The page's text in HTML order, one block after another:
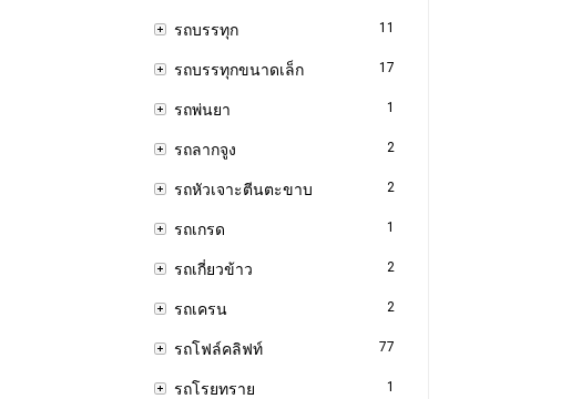
รถบรรทุก 11
รถบรรทุกขนาดเล็ก 17
รถพ่นยา 1
รถลากจูง 2
รถหัวเจาะตีนตะขาบ 2
รถเกรด 1
รถเกี่ยวข้าว 2
รถเครน 2
รถโฟล์คลิฟท์ 77
รถโรยทราย 1